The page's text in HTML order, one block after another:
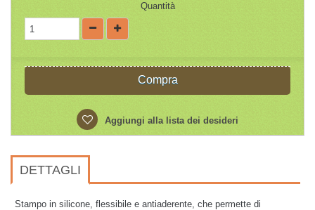
Quantità
Compra
Aggiungi alla lista dei desideri
DETTAGLI
Stampo in silicone, flessibile e antiaderente, che permette di